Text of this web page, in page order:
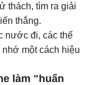
thách, tìm ra giải
thắng.
nước đi, các thế
một cách hiệu
làm "huấn